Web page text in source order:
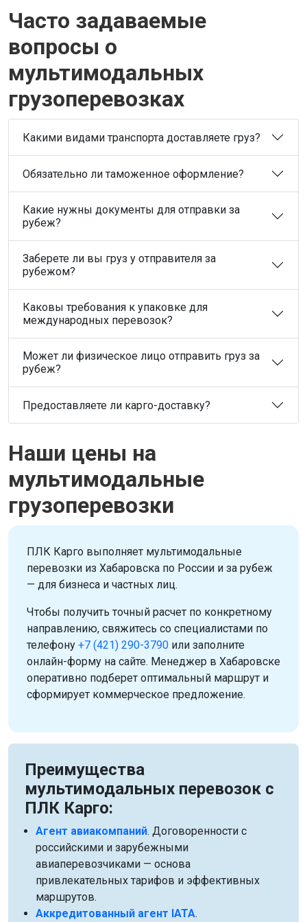
Часто задаваемые
вопросы о
мультимодальных
грузоперевозках
Какими видами транспорта доставляете груз?
Обязательно ли таможенное оформление?
Какие нужны документы для отправки за
рубеж?
Заберете ли вы груз у отправителя за
рубежом?
Каковы требования к упаковке для
международных перевозок?
Может ли физическое лицо отправить груз за
рубеж?
Предоставляете ли карго-доставку?
Наши цены на
мультимодальные
грузоперевозки
ПЛК Карго выполняет мультимодальные
перевозки из Хабаровска по России и за рубеж
— для бизнеса и частных лиц.
Чтобы получить точный расчет по конкретному
направлению, свяжитесь со специалистами по
телефону +7 (421) 290-3790 или заполните
онлайн-форму на сайте. Менеджер в Хабаровске
оперативно подберет оптимальный маршрут и
сформирует коммерческое предложение.
Преимущества
мультимодальных перевозок с
ПЛК Карго:
Агент авиакомпаний. Договоренности с
российскими и зарубежными
авиаперевозчиками — основа
привлекательных тарифов и эффективных
маршрутов.
Аккредитованный агент IATA.